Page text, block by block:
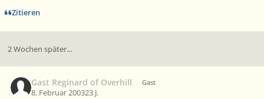
Zitieren
2 Wochen später...
Gast Reginard of Overhill Gast
8. Februar 200323 J.